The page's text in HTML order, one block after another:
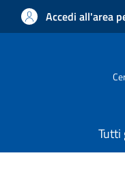
Accedi all'area
Tutti